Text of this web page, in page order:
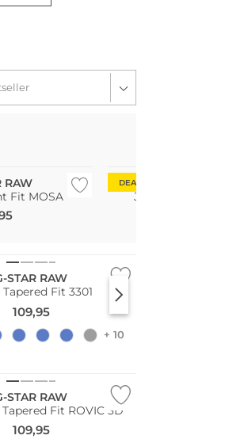
RAW
Fit MOSA
DEAL
Jeans Skinny Fit
STAR RAW
Tapered Fit 3301
109,95
+ 10
STAR RAW
Fit ROVIC 3D
109,95